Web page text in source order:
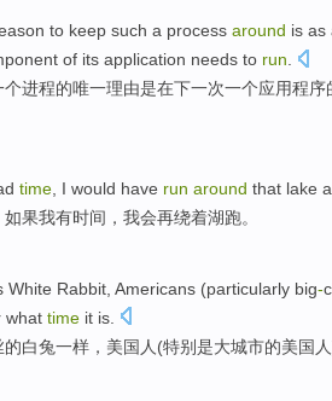
to keep such a process around is as
of its application needs to run
个进程的唯一理由是在下一次一个应用程序
time I would have run around that lake
如果我有时间 ， 我会再绕着湖跑。
White Rabbit Americans (particularly big-
what time it is
的白兔一样， 美国 人(特别是大城市的美国